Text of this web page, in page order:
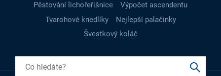
Pěstování lichořeřišnice
Výpočet ascendentu
Tvarohové knedlíky
Nejlepší palačinky
Švestkový koláč